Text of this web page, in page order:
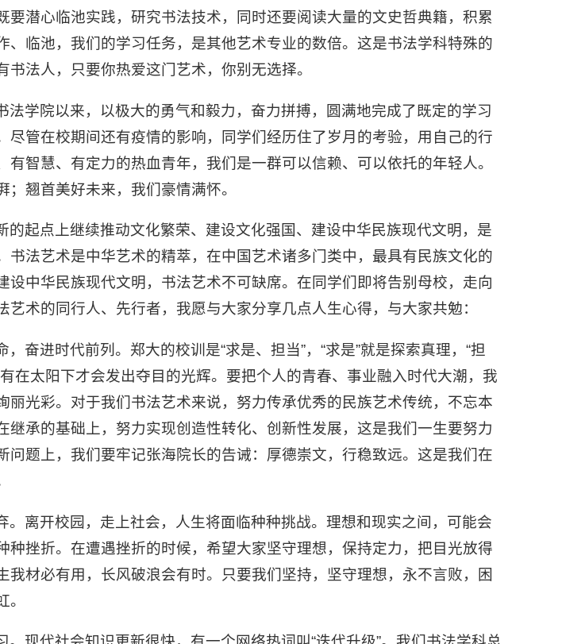
要潜心临池实践，研究书法技术，同时还要阅读大量的文史哲典籍，积累
、临池，我们的学习任务，是其他艺术专业的数倍。这是书法学科特殊的
书法人，只要你热爱这门艺术，你别无选择。
法学院以来，以极大的勇气和毅力，奋力拼搏，圆满地完成了既定的学习
尽管在校期间还有疫情的影响，同学们经历住了岁月的考验，用自己的行
有智慧、有定力的热血青年，我们是一群可以信赖、可以依托的年轻人。
；翘首美好未来，我们豪情满怀。
的起点上继续推动文化繁荣、建设文化强国、建设中华民族现代文明，是
书法艺术是中华艺术的精萃，在中国艺术诸多门类中，最具有民族文化的
设中华民族现代文明，书法艺术不可缺席。在同学们即将告别母校，走向
艺术的同行人、先行者，我愿与大家分享几点人生心得，与大家共勉：
奋进时代前列。郑大的校训是“求是、担当”，“求是”就是探索真理，“担
在太阳下才会发出夺目的光辉。要把个人的青春、事业融入时代大潮，我
丽光彩。对于我们书法艺术来说，努力传承优秀的民族艺术传统，不忘本
继承的基础上，努力实现创造性转化、创新性发展，这是我们一生要努力
问题上，我们要牢记张海院长的告诫：厚德崇文，行稳致远。这是我们在
。离开校园，走上社会，人生将面临种种挑战。理想和现实之间，可能会
种挫折。在遭遇挫折的时候，希望大家坚守理想，保持定力，把目光放得
我材必有用，长风破浪会有时。只要我们坚持，坚守理想，永不言败，困